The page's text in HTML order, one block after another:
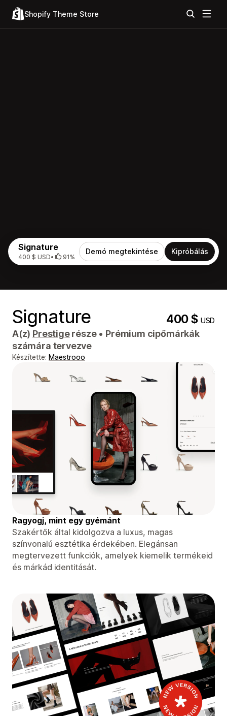
Shopify Theme Store
Signature
400 $ USD• 91%
Demó megtekintése Kipróbálás
Signature 400 $USD
A(z) Prestigerésze • Prémium cipőmárkák
számára tervezve
Készítette: Maestrooo
Ragyogj, mint egy gyémánt
Szakértők által kidolgozva a luxus, magas
színvonalú esztétika érdekében. Elegánsan
megtervezett funkciók, amelyek kiemelik termékeid
és márkád identitását.